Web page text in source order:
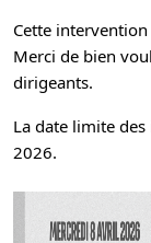
Cette
Merci de bien
dirigeants.
La date limite
2026.